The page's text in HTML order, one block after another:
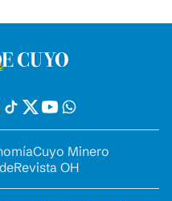
Cuyo Minero
Revista OH